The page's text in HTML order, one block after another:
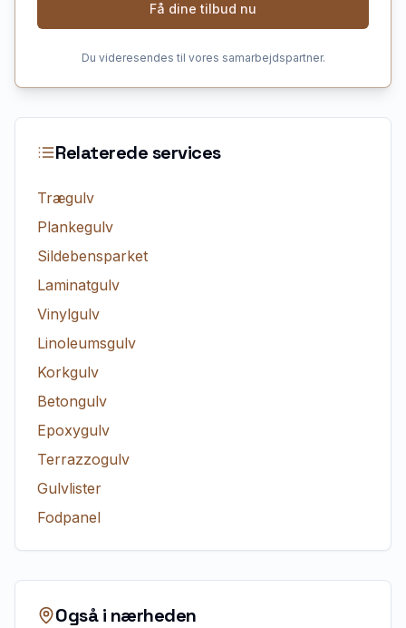
Få dine tilbud nu
Du videresendes til vores samarbejdspartner.
Relaterede services
Trægulv
Plankegulv
Sildebensparket
Laminatgulv
Vinylgulv
Linoleumsgulv
Korkgulv
Betongulv
Epoxygulv
Terrazzogulv
Gulvlister
Fodpanel
Også i nærheden